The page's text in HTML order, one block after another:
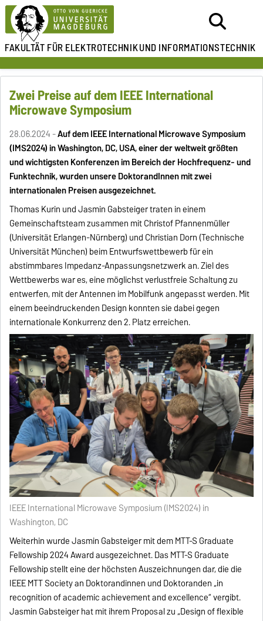
FAKULTÄT FÜR ELEKTROTECHNIKUND INFORMATIONSTECHNIK
Zwei Preise auf dem IEEE International
Microwave Symposium
28.06.2024 -Auf dem IEEE International Microwave Symposium
(IMS2024) in Washington, DC, USA, einer der weltweit größten
und wichtigsten Konferenzen im Bereich der Hochfrequenz- und
Funktechnik, wurden unsere DoktorandInnen mit zwei
internationalen Preisen ausgezeichnet.
Thomas Kurin und Jasmin Gabsteiger traten in einem
Gemeinschaftsteam zusammen mit Christof Pfannenmüller
(Universität Erlangen-Nürnberg) und Christian Dorn (Technische
Universität München) beim Entwurfswettbewerb für ein
abstimmbares Impedanz-Anpassungsnetzwerk an. Ziel des
Wettbewerbs war es, eine möglichst verlustfreie Schaltung zu
entwerfen, mit der Antennen im Mobilfunk angepasst werden. Mit
einem beeindruckenden Design konnten sie dabei gegen
internationale Konkurrenz den 2. Platz erreichen.
IEEE International Microwave Symposium (IMS2024) in
Washington, DC
Weiterhin wurde Jasmin Gabsteiger mit dem MTT-S Graduate
Fellowship 2024 Award ausgezeichnet. Das MTT-S Graduate
Fellowship stellt eine der höchsten Auszeichnungen dar, die die
IEEE MTT Society an Doktorandinnen und Doktoranden „in
recognition of academic achievement and excellence“ vergibt.
Jasmin Gabsteiger hat mit ihrem Proposal zu „Design of flexible